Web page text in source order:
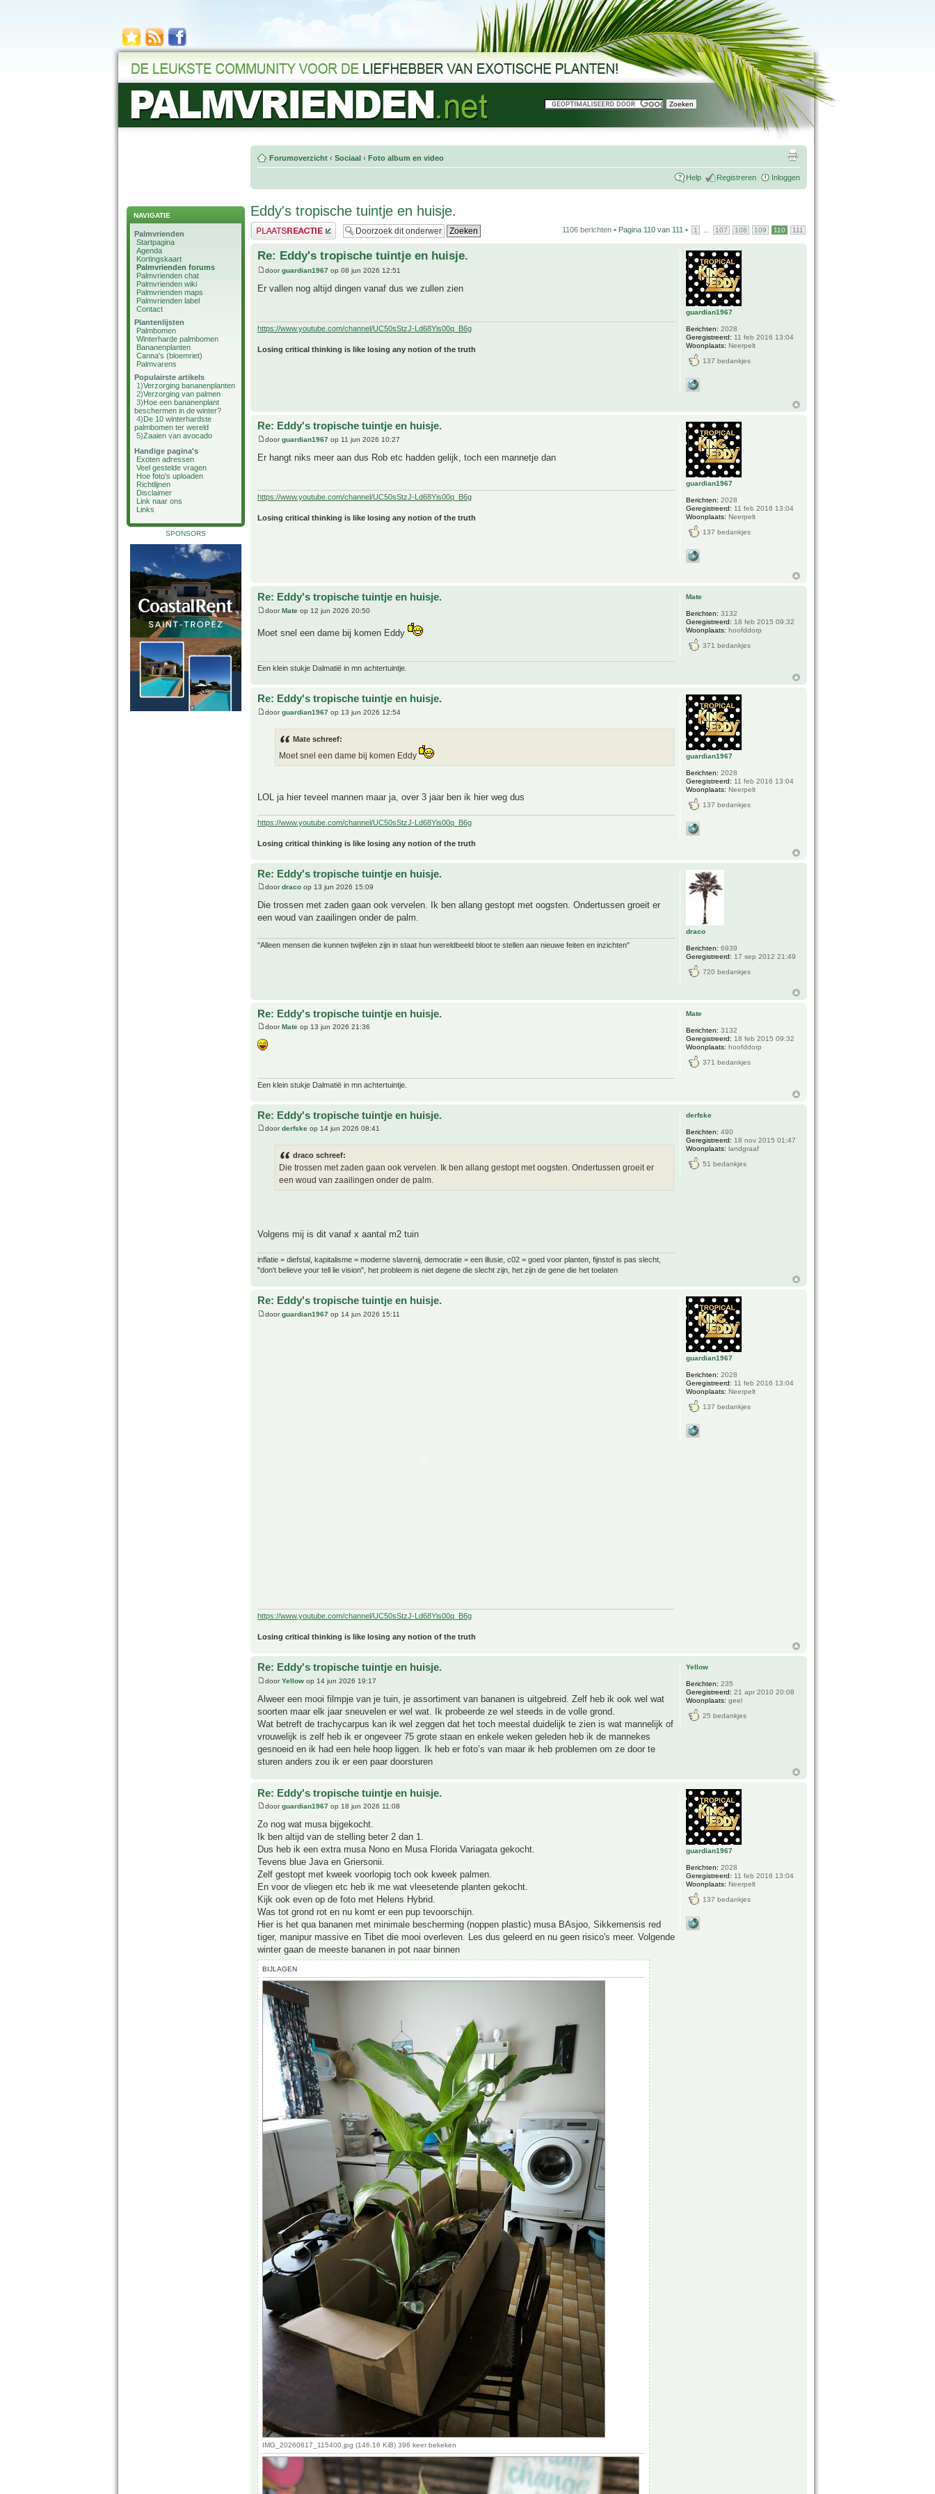
NAVIGATIE
Palmvrienden
Startpagina
Agenda
Kortingskaart
Palmvrienden forums
Palmvrienden chat
Palmvrienden wiki
Palmvrienden maps
Palmvrienden label
Contact
Plantenlijsten
Palmbomen
Winterharde palmbomen
Bananenplanten
Canna's (bloemriet)
Palmvarens
Populairste artikels
1)Verzorging bananenplanten
2)Verzorging van palmen
3)Hoe een bananenplant
beschermen in de winter?
4)De 10 winterhardste
palmbomen ter wereld
5)Zaaien van avocado
Handige pagina's
Exoten adressen
Veel gestelde vragen
Hoe foto's uploaden
Richtlijnen
Disclaimer
Link naar ons
Links
SPONSORS
Forumoverzicht ‹ Sociaal ‹ Foto album en video
Help Registreren Inloggen
Eddy's tropische tuintje en huisje.
Plaats een reactie 1106 berichten • Pagina 110 van 111 • 1 107 108 109 110 111
Re: Eddy's tropische tuintje en huisje.
doorguardian1967 op 08 jun 2026 12:51
Er vallen nog altijd dingen vanaf dus we zullen zien
https://www.youtube.com/channel/UC50sStzJ-Ld68Yis00q_B6g
Losing critical thinking is like losing any notion of the truth
guardian1967
Berichten: 2028
Geregistreerd: 11 feb 2016 13:04
Woonplaats: Neerpelt
137 bedankjes
Re: Eddy's tropische tuintje en huisje.
doorguardian1967 op 11 jun 2026 10:27
Er hangt niks meer aan dus Rob etc hadden gelijk, toch een mannetje dan
https://www.youtube.com/channel/UC50sStzJ-Ld68Yis00q_B6g
Losing critical thinking is like losing any notion of the truth
guardian1967
Berichten: 2028
Geregistreerd: 11 feb 2016 13:04
Woonplaats: Neerpelt
137 bedankjes
Re: Eddy's tropische tuintje en huisje.
doorMate op 12 jun 2026 20:50
Moet snel een dame bij komen Eddy
Een klein stukje Dalmatië in mn achtertuintje.
Mate
Berichten: 3132
Geregistreerd: 18 feb 2015 09:32
Woonplaats: hoofddorp
371 bedankjes
Re: Eddy's tropische tuintje en huisje.
doorguardian1967 op 13 jun 2026 12:54
Mate schreef:
Moet snel een dame bij komen Eddy
LOL ja hier teveel mannen maar ja, over 3 jaar ben ik hier weg dus
https://www.youtube.com/channel/UC50sStzJ-Ld68Yis00q_B6g
Losing critical thinking is like losing any notion of the truth
guardian1967
Berichten: 2028
Geregistreerd: 11 feb 2016 13:04
Woonplaats: Neerpelt
137 bedankjes
Re: Eddy's tropische tuintje en huisje.
doordraco op 13 jun 2026 15:09
Die trossen met zaden gaan ook vervelen. Ik ben allang gestopt met oogsten. Ondertussen groeit er
een woud van zaailingen onder de palm.
"Alleen mensen die kunnen twijfelen zijn in staat hun wereldbeeld bloot te stellen aan nieuwe feiten en inzichten"
draco
Berichten: 6939
Geregistreerd: 17 sep 2012 21:49
720 bedankjes
Re: Eddy's tropische tuintje en huisje.
doorMate op 13 jun 2026 21:36
Een klein stukje Dalmatië in mn achtertuintje.
Mate
Berichten: 3132
Geregistreerd: 18 feb 2015 09:32
Woonplaats: hoofddorp
371 bedankjes
Re: Eddy's tropische tuintje en huisje.
doorderfske op 14 jun 2026 08:41
draco schreef:
Die trossen met zaden gaan ook vervelen. Ik ben allang gestopt met oogsten. Ondertussen groeit er
een woud van zaailingen onder de palm.
Volgens mij is dit vanaf x aantal m2 tuin
inflatie = diefstal, kapitalisme = moderne slavernij, democratie = een illusie, c02 = goed voor planten, fijnstof is pas slecht,
"don't believe your tell lie vision", het probleem is niet degene die slecht zijn, het zijn de gene die het toelaten
derfske
Berichten: 490
Geregistreerd: 18 nov 2015 01:47
Woonplaats: landgraaf
51 bedankjes
Re: Eddy's tropische tuintje en huisje.
doorguardian1967 op 14 jun 2026 15:11
https://www.youtube.com/channel/UC50sStzJ-Ld68Yis00q_B6g
Losing critical thinking is like losing any notion of the truth
guardian1967
Berichten: 2028
Geregistreerd: 11 feb 2016 13:04
Woonplaats: Neerpelt
137 bedankjes
Re: Eddy's tropische tuintje en huisje.
doorYellow op 14 jun 2026 19:17
Alweer een mooi filmpje van je tuin, je assortiment van bananen is uitgebreid. Zelf heb ik ook wel wat
soorten maar elk jaar sneuvelen er wel wat. Ik probeerde ze wel steeds in de volle grond.
Wat betreft de trachycarpus kan ik wel zeggen dat het toch meestal duidelijk te zien is wat mannelijk of
vrouwelijk is zelf heb ik er ongeveer 75 grote staan en enkele weken geleden heb ik de mannekes
gesnoeid en ik had een hele hoop liggen. Ik heb er foto’s van maar ik heb problemen om ze door te
sturen anders zou ik er een paar doorsturen
Yellow
Berichten: 235
Geregistreerd: 21 apr 2010 20:08
Woonplaats: geel
25 bedankjes
Re: Eddy's tropische tuintje en huisje.
doorguardian1967 op 18 jun 2026 11:08
Zo nog wat musa bijgekocht.
Ik ben altijd van de stelling beter 2 dan 1.
Dus heb ik een extra musa Nono en Musa Florida Variagata gekocht.
Tevens blue Java en Griersonii.
Zelf gestopt met kweek voorlopig toch ook kweek palmen.
En voor de vliegen etc heb ik me wat vleesetende planten gekocht.
Kijk ook even op de foto met Helens Hybrid.
Was tot grond rot en nu komt er een pup tevoorschijn.
Hier is het qua bananen met minimale bescherming (noppen plastic) musa BAsjoo, Sikkemensis red
tiger, manipur massive en Tibet die mooi overleven. Les dus geleerd en nu geen risico's meer. Volgende
winter gaan de meeste bananen in pot naar binnen
BIJLAGEN
IMG_20260617_115400.jpg (146.16 KiB) 396 keer bekeken
guardian1967
Berichten: 2028
Geregistreerd: 11 feb 2016 13:04
Woonplaats: Neerpelt
137 bedankjes